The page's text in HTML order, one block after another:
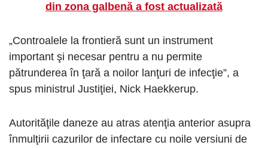
din zona galbenă a fost actualizată
„Controalele la frontieră sunt un instrument
important şi necesar pentru a nu permite
pătrunderea în ţară a noilor lanţuri de infecţie”, a
spus ministrul Justiţiei, Nick Haekkerup.
Autorităţile daneze au atras atenţia anterior asupra
înmulţirii cazurilor de infectare cu noile versiuni de